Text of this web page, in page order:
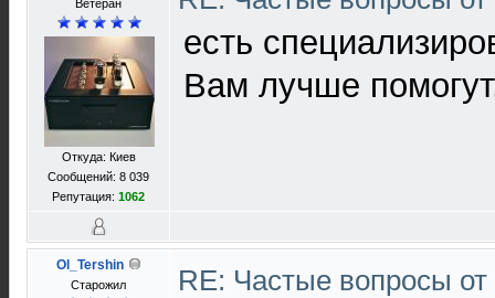
Ветеран
Откуда: Киев
Сообщений: 8 039
Репутация:1062
есть
Вам лучше
Ol_Tershin
Старожил
RE: Частые вопросы